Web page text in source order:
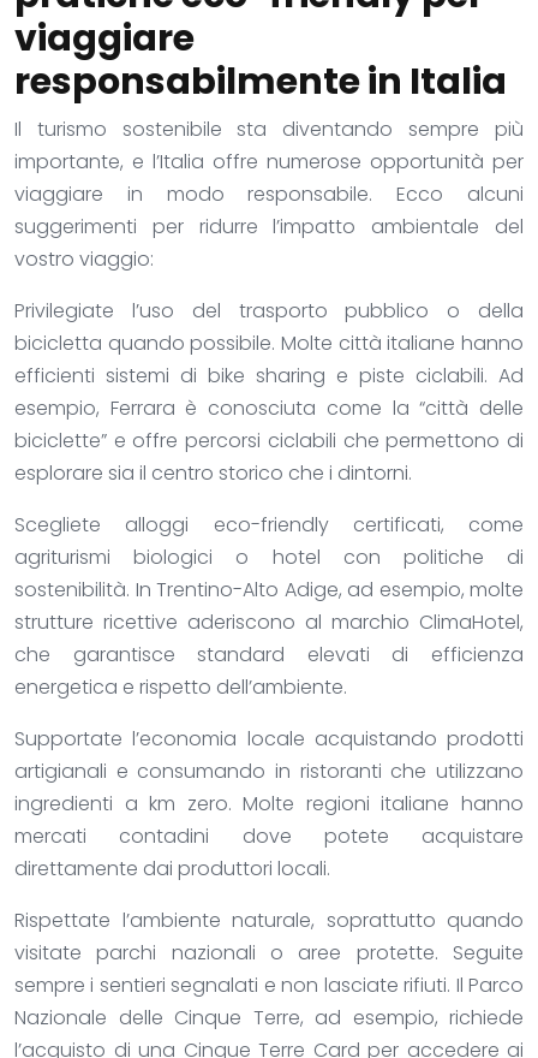
viaggiare
responsabilmente in Italia
Il turismo sostenibile sta diventando sempre più
importante, e l’Italia offre numerose opportunità per
viaggiare in modo responsabile. Ecco alcuni
suggerimenti per ridurre l’impatto ambientale del
vostro viaggio:
Privilegiate l’uso del trasporto pubblico o della
bicicletta quando possibile. Molte città italiane hanno
efficienti sistemi di bike sharing e piste ciclabili. Ad
esempio, Ferrara è conosciuta come la “città delle
biciclette” e offre percorsi ciclabili che permettono di
esplorare sia il centro storico che i dintorni.
Scegliete alloggi eco-friendly certificati, come
agriturismi biologici o hotel con politiche di
sostenibilità. In Trentino-Alto Adige, ad esempio, molte
strutture ricettive aderiscono al marchio ClimaHotel,
che garantisce standard elevati di efficienza
energetica e rispetto dell’ambiente.
Supportate l’economia locale acquistando prodotti
artigianali e consumando in ristoranti che utilizzano
ingredienti a km zero. Molte regioni italiane hanno
mercati contadini dove potete acquistare
direttamente dai produttori locali.
Rispettate l’ambiente naturale, soprattutto quando
visitate parchi nazionali o aree protette. Seguite
sempre i sentieri segnalati e non lasciate rifiuti. Il Parco
Nazionale delle Cinque Terre, ad esempio, richiede
l’acquisto di una Cinque Terre Card per accedere ai